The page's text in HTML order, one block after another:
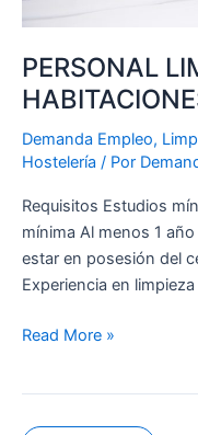
PERSONAL
Demanda Empleo,
Hostelería / Por
Requisitos Estudios
mínima Al menos 1
estar en posesión del
Experiencia en
Read More »